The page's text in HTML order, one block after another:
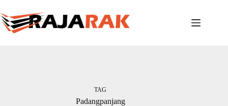
to
content
TAG
Padangpanjang